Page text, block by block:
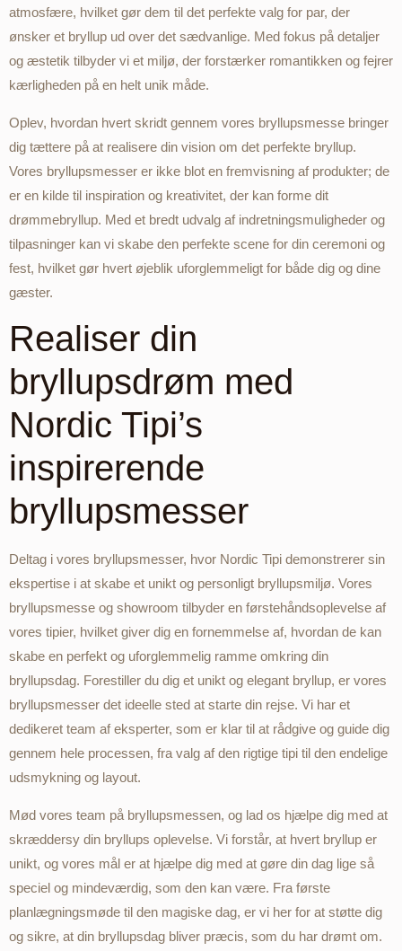
atmosfære, hvilket gør dem til det perfekte valg for par, der
ønsker et bryllup ud over det sædvanlige. Med fokus på detaljer
og æstetik tilbyder vi et miljø, der forstærker romantikken og fejrer
kærligheden på en helt unik måde.
Oplev, hvordan hvert skridt gennem vores bryllupsmesse bringer
dig tættere på at realisere din vision om det perfekte bryllup.
Vores bryllupsmesser er ikke blot en fremvisning af produkter; de
er en kilde til inspiration og kreativitet, der kan forme dit
drømmebryllup. Med et bredt udvalg af indretningsmuligheder og
tilpasninger kan vi skabe den perfekte scene for din ceremoni og
fest, hvilket gør hvert øjeblik uforglemmeligt for både dig og dine
gæster.
Realiser din
bryllupsdrøm med
Nordic Tipi’s
inspirerende
bryllupsmesser
Deltag i vores bryllupsmesser, hvor Nordic Tipi demonstrerer sin
ekspertise i at skabe et unikt og personligt bryllupsmiljø. Vores
bryllupsmesse og showroom tilbyder en førstehåndsoplevelse af
vores tipier, hvilket giver dig en fornemmelse af, hvordan de kan
skabe en perfekt og uforglemmelig ramme omkring din
bryllupsdag. Forestiller du dig et unikt og elegant bryllup, er vores
bryllupsmesser det ideelle sted at starte din rejse. Vi har et
dedikeret team af eksperter, som er klar til at rådgive og guide dig
gennem hele processen, fra valg af den rigtige tipi til den endelige
udsmykning og layout.
Mød vores team på bryllupsmessen, og lad os hjælpe dig med at
skræddersy din bryllups oplevelse. Vi forstår, at hvert bryllup er
unikt, og vores mål er at hjælpe dig med at gøre din dag lige så
speciel og mindeværdig, som den kan være. Fra første
planlægningsmøde til den magiske dag, er vi her for at støtte dig
og sikre, at din bryllupsdag bliver præcis, som du har drømt om.